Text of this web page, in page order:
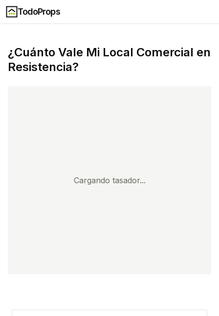
TodoProps
¿Cuánto Vale Mi Local Comercial en
Resistencia?
Cargando tasador...